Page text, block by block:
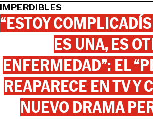
IMPERDIBLES
“ESTOY
ES UNA, ES
ENFERMEDAD”: EL
REAPARECE EN TV Y
NUEVO DRAMA